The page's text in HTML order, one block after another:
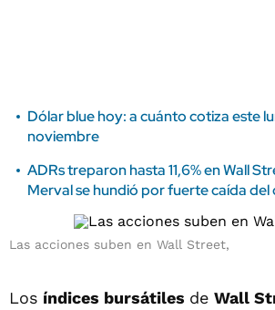
Dólar blue hoy: a cuánto cotiza este
noviembre
ADRs treparon hasta 11,6% en Wall
Merval se hundió por fuerte caída del
Las acciones suben en Wall Street,
Los índices bursátiles de Wall